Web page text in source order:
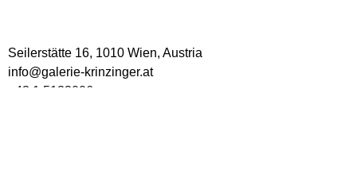
Seilerstätte 16, 1010 Wien, Austria
info@galerie-krinzinger.at
+43 1 5133006